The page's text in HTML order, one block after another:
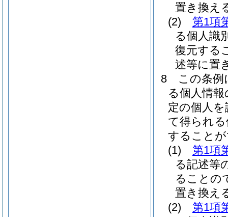
置き換え
(2)
第1項
る個人識
復元する
述等に置
8
この条例
る個人情
定の個人
て得られ
すること
(1)
第1項
る記述等
ることの
置き換え
(2)
第1項